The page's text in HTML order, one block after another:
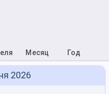
Месяц Год
2026